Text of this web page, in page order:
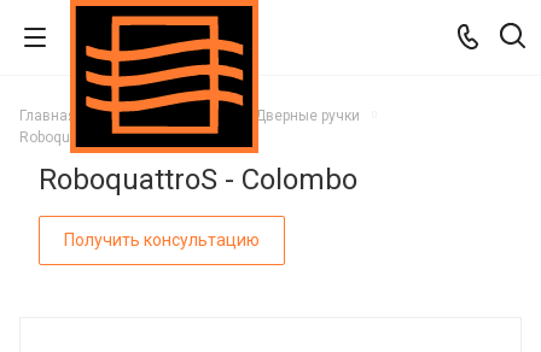
Главная Каталог
Дверные ручки
RoboquattroS - Colombo
RoboquattroS - Colombo
Получить консультацию